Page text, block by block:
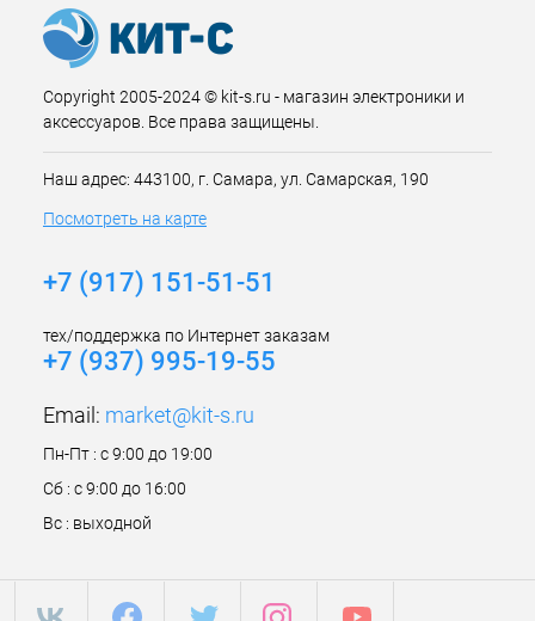
Copyright 2005-2024 © kit-s.ru - магазин электроники и
аксессуаров. Все права защищены.
Наш адрес: 443100, г. Самара, ул. Самарская, 190
Посмотреть на карте
+7 (917) 151-51-51
тех/поддержка по Интернет заказам
+7 (937) 995-19-55
Email: market@kit-s.ru
Пн-Пт : с 9:00 до 19:00
Сб : с 9:00 до 16:00
Вс : выходной